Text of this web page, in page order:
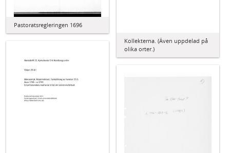
Pastoratsregleringen 1696
Kollekterna. (Även uppdelad på
olika orter.)